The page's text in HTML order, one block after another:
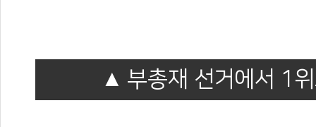
부총재 선거에서 1